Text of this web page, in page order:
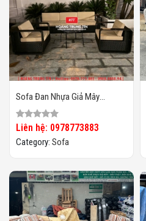
Sofa Đan Nhựa Giả Mây
HTT099
Liên hệ: 0978773883
Category: Sofa